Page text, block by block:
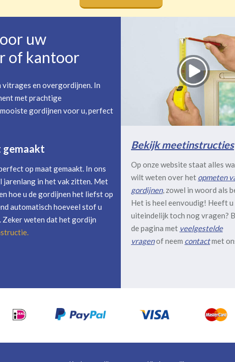
uw
of kantoor
vitrages en overgordijnen. In
met prachtige
gordijnen voor u, perfect
gemaakt
op maat gemaakt. In ons
jarenlang in het vak zitten. Met
hoe u de gordijnen het liefst op
automatisch hoeveel stof u
Zeker weten dat het gordijn
.
Bekijk meetinstructies
Op onze website staat alles
wilt weten over het opmeten
gordijnen, zowel in woord als
Het is heel eenvoudig! Heeft u
uiteindelijk toch nog vragen?
de pagina met veelgestelde
vragenof neem contactmet